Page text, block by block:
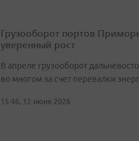
Грузооборот портов
уверенный рост
В апреле грузооборот
во многом за счет перевалки
15:46, 12 июня 2026